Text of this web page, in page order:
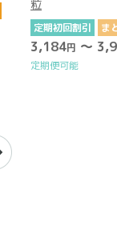
粒
定期初回割引 ま
3,184円 ～
定期便可能